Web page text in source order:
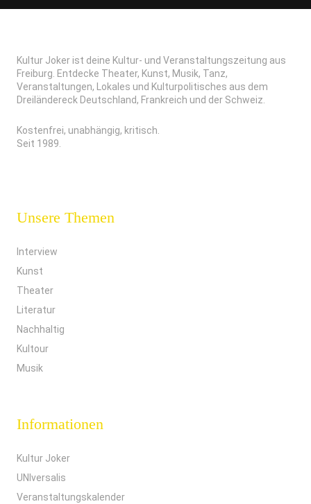
Kultur Joker ist deine Kultur- und Veranstaltungszeitung aus
Freiburg. Entdecke Theater, Kunst, Musik, Tanz,
Veranstaltungen, Lokales und Kulturpolitisches aus dem
Dreiländereck Deutschland, Frankreich und der Schweiz.
Kostenfrei, unabhängig, kritisch.
Seit 1989.
Unsere Themen
Interview
Kunst
Theater
Literatur
Nachhaltig
Kultour
Musik
Informationen
Kultur Joker
UNIversalis
Veranstaltungskalender